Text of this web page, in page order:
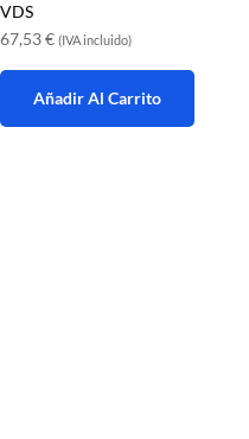
VDS
67,53€ (IVA incluido)
Añadir Al Carrito